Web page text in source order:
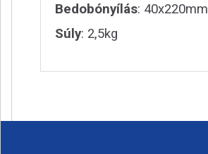
Bedobónyílás: 40x220mm
Súly: 2,5kg